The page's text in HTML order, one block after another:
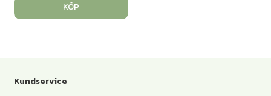
KÖP
Kundservice